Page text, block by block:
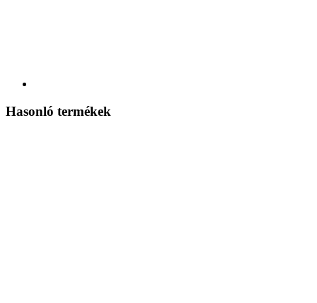
Hasonló termékek